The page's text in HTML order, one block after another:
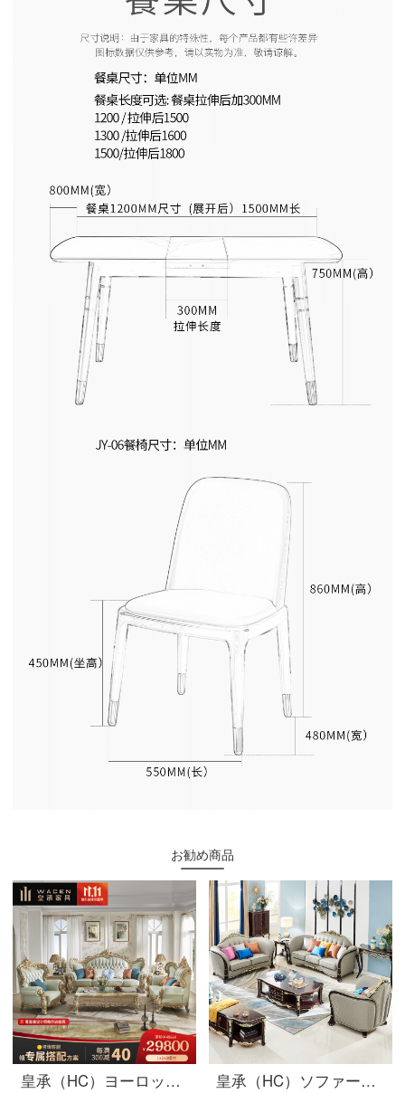
お勧め商品
皇承（HC）ヨーロッパ式の本革ソファーの大きな部屋型客間家具の木描金彫刻ソファセット622人分+2人分+3人分の席です。
皇承（HC）ソファーの木の彫刻模様の皮のソファーのアメリカ式客間家具セットのソファーQ 32軽い・豪華風のシングル+二人+三人のソファー